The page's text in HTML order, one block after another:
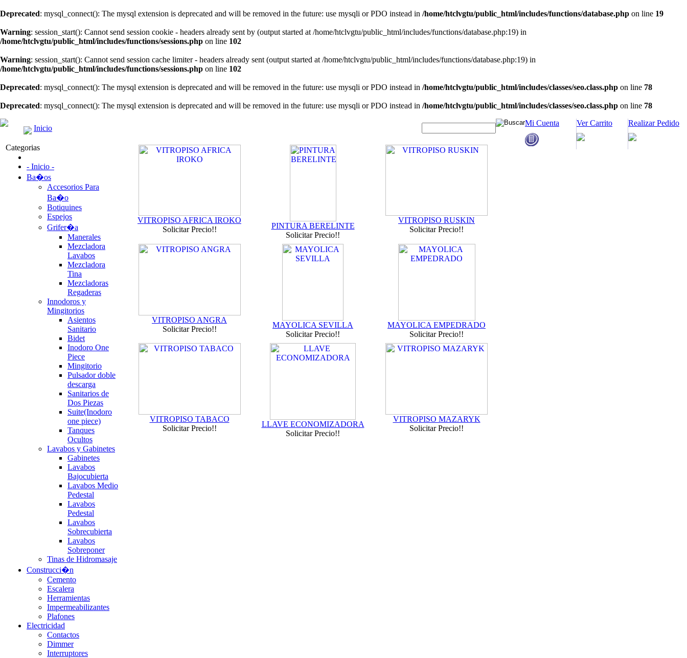
Deprecated: mysql_connect(): The mysql extension is deprecated and will be removed in the future: use mysqli or PDO instead in /home/htclvgtu/public_html/includes/functions/database.php on line 19
Warning: session_start(): Cannot send session cookie - headers already sent by (output started at /home/htclvgtu/public_html/includes/functions/database.php:19) in
/home/htclvgtu/public_html/includes/functions/sessions.php on line 102
Warning: session_start(): Cannot send session cache limiter - headers already sent (output started at /home/htclvgtu/public_html/includes/functions/database.php:19) in
/home/htclvgtu/public_html/includes/functions/sessions.php on line 102
Deprecated: mysql_connect(): The mysql extension is deprecated and will be removed in the future: use mysqli or PDO instead in /home/htclvgtu/public_html/includes/classes/seo.class.php on line 78
Deprecated: mysql_connect(): The mysql extension is deprecated and will be removed in the future: use mysqli or PDO instead in /home/htclvgtu/public_html/includes/classes/seo.class.php on line 78
Realizar Pedido
Ver Carrito
Mi Cuenta
Inicio
Categorias
- Inicio -
Ba�os
Accesorios Para
Ba�o
Botiquines
Espejos
Grifer�a
Manerales
Mezcladora
Lavabos
Mezcladora
Tina
Mezcladoras
Regaderas
Innodoros y
Mingitorios
Asientos
Sanitario
Bidet
Inodoro One
Piece
Mingitorio
Pulsador doble
descarga
Sanitarios de
Dos Piezas
Suite(Inodoro
one piece)
Tanques
Ocultos
Lavabos y Gabinetes
Gabinetes
Lavabos
Bajocubierta
Lavabos Medio
Pedestal
Lavabos
Pedestal
Lavabos
Sobrecubierta
Lavabos
Sobreponer
Tinas de Hidromasaje
Construcci�n
Cemento
Escalera
Herramientas
Impermeabilizantes
Plafones
Electricidad
Contactos
Dimmer
Interruptores
VITROPISO AFRICA IROKO
Solicitar Precio!!
PINTURA BERELINTE
Solicitar Precio!!
VITROPISO RUSKIN
Solicitar Precio!!
VITROPISO ANGRA
Solicitar Precio!!
MAYOLICA SEVILLA
Solicitar Precio!!
MAYOLICA EMPEDRADO
Solicitar Precio!!
VITROPISO TABACO
Solicitar Precio!!
LLAVE ECONOMIZADORA
Solicitar Precio!!
VITROPISO MAZARYK
Solicitar Precio!!